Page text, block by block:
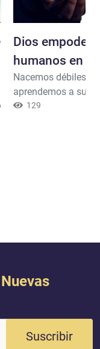
Dios
humanos en la
Nacemos débiles e
aprendemos a
mares, e incluso a
129
Suscribir